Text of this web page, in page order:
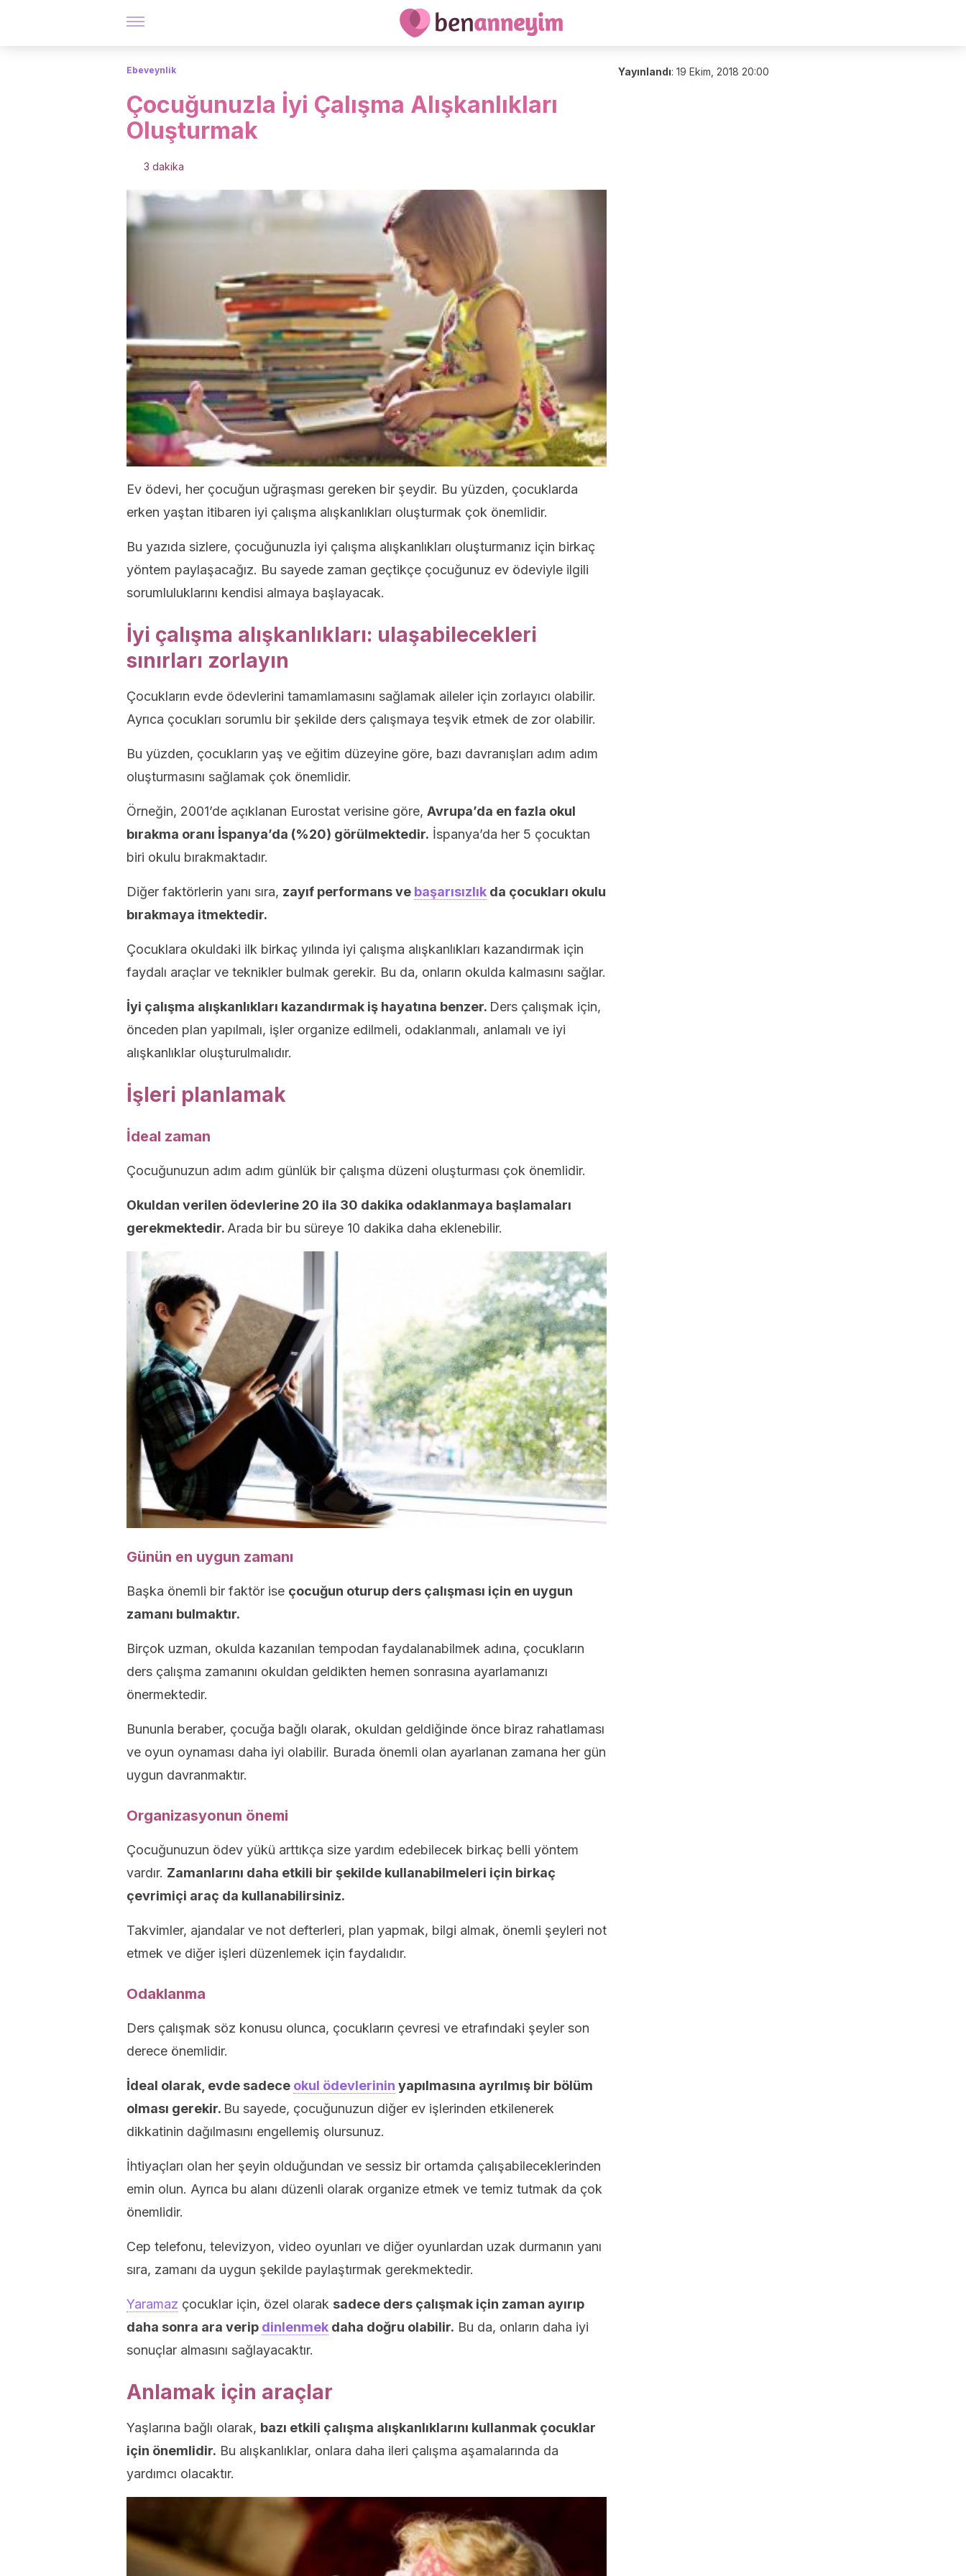
Ebeveynlik
Çocuğunuzla İyi Çalışma Alışkanlıkları
Oluşturmak
3 dakika
Ev ödevi, her çocuğun uğraşması gereken bir şeydir. Bu yüzden, çocuklarda
erken yaştan itibaren iyi çalışma alışkanlıkları oluşturmak çok önemlidir.
Bu yazıda sizlere, çocuğunuzla iyi çalışma alışkanlıkları oluşturmanız için birkaç
yöntem paylaşacağız. Bu sayede zaman geçtikçe çocuğunuz ev ödeviyle ilgili
sorumluluklarını kendisi almaya başlayacak.
İyi çalışma alışkanlıkları: ulaşabilecekleri
sınırları zorlayın
Çocukların evde ödevlerini tamamlamasını sağlamak aileler için zorlayıcı olabilir.
Ayrıca çocukları sorumlu bir şekilde ders çalışmaya teşvik etmek de zor olabilir.
Bu yüzden, çocukların yaş ve eğitim düzeyine göre, bazı davranışları adım adım
oluşturmasını sağlamak çok önemlidir.
Örneğin, 2001’de açıklanan Eurostat verisine göre, Avrupa’da en fazla okul
bırakma oranı İspanya’da (%20) görülmektedir. İspanya’da her 5 çocuktan
biri okulu bırakmaktadır.
Diğer faktörlerin yanı sıra, zayıf performans ve başarısızlık da çocukları okulu
bırakmaya itmektedir.
Çocuklara okuldaki ilk birkaç yılında iyi çalışma alışkanlıkları kazandırmak için
faydalı araçlar ve teknikler bulmak gerekir. Bu da, onların okulda kalmasını sağlar.
İyi çalışma alışkanlıkları kazandırmak iş hayatına benzer. Ders çalışmak için,
önceden plan yapılmalı, işler organize edilmeli, odaklanmalı, anlamalı ve iyi
alışkanlıklar oluşturulmalıdır.
İşleri planlamak
İdeal zaman
Çocuğunuzun adım adım günlük bir çalışma düzeni oluşturması çok önemlidir.
Okuldan verilen ödevlerine 20 ila 30 dakika odaklanmaya başlamaları
gerekmektedir. Arada bir bu süreye 10 dakika daha eklenebilir.
Günün en uygun zamanı
Başka önemli bir faktör ise çocuğun oturup ders çalışması için en uygun
zamanı bulmaktır.
Birçok uzman, okulda kazanılan tempodan faydalanabilmek adına, çocukların
ders çalışma zamanını okuldan geldikten hemen sonrasına ayarlamanızı
önermektedir.
Bununla beraber, çocuğa bağlı olarak, okuldan geldiğinde önce biraz rahatlaması
ve oyun oynaması daha iyi olabilir. Burada önemli olan ayarlanan zamana her gün
uygun davranmaktır.
Organizasyonun önemi
Çocuğunuzun ödev yükü arttıkça size yardım edebilecek birkaç belli yöntem
vardır. Zamanlarını daha etkili bir şekilde kullanabilmeleri için birkaç
çevrimiçi araç da kullanabilirsiniz.
Takvimler, ajandalar ve not defterleri, plan yapmak, bilgi almak, önemli şeyleri not
etmek ve diğer işleri düzenlemek için faydalıdır.
Odaklanma
Ders çalışmak söz konusu olunca, çocukların çevresi ve etrafındaki şeyler son
derece önemlidir.
İdeal olarak, evde sadece okul ödevlerinin yapılmasına ayrılmış bir bölüm
olması gerekir. Bu sayede, çocuğunuzun diğer ev işlerinden etkilenerek
dikkatinin dağılmasını engellemiş olursunuz.
İhtiyaçları olan her şeyin olduğundan ve sessiz bir ortamda çalışabileceklerinden
emin olun. Ayrıca bu alanı düzenli olarak organize etmek ve temiz tutmak da çok
önemlidir.
Cep telefonu, televizyon, video oyunları ve diğer oyunlardan uzak durmanın yanı
sıra, zamanı da uygun şekilde paylaştırmak gerekmektedir.
Yaramaz çocuklar için, özel olarak sadece ders çalışmak için zaman ayırıp
daha sonra ara verip dinlenmek daha doğru olabilir. Bu da, onların daha iyi
sonuçlar almasını sağlayacaktır.
Anlamak için araçlar
Yaşlarına bağlı olarak, bazı etkili çalışma alışkanlıklarını kullanmak çocuklar
için önemlidir. Bu alışkanlıklar, onlara daha ileri çalışma aşamalarında da
yardımcı olacaktır.
Yayınlandı: 19 Ekim, 2018 20:00